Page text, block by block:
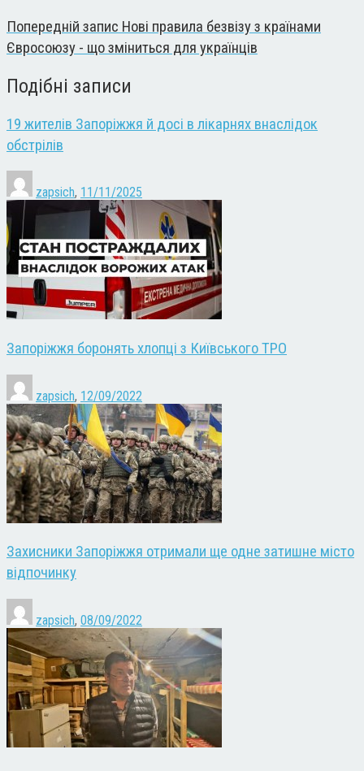
Попередній запис Нові правила безвізу з країнами
Євросоюзу - що зміниться для українців
Подібні записи
19 жителів Запоріжжя й досі в лікарнях внаслідок
обстрілів
zapsich, 11/11/2025
Запоріжжя боронять хлопці з Київського ТРО
zapsich, 12/09/2022
Захисники Запоріжжя отримали ще одне затишне місто
відпочинку
zapsich, 08/09/2022